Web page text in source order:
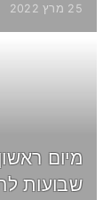
25 מרץ 2022
מיום
שבועות